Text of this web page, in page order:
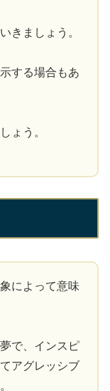
きましょう。
する場合もあ
ょう。
によって意味
で、インスピ
アグレッシブ